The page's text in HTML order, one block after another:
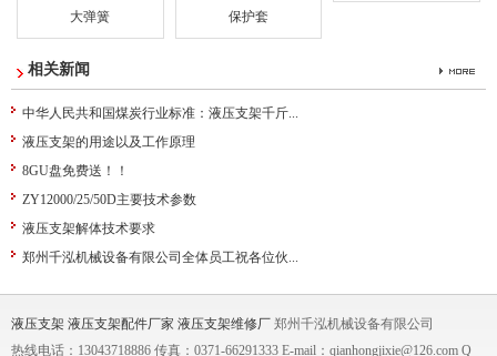
大弹簧 保护套
相关新闻
中华人民共和国煤炭行业标准：液压支架千斤...
液压支架的用途以及工作原理
8GU盘免费送！！
ZY12000/25/50D主要技术参数
液压支架解体技术要求
郑州千泓机械设备有限公司全体员工祝各位伙...
液压支架 液压支架配件厂家 液压支架维修厂 郑州千泓机械设备有限公司
热线电话：13043718886 传真：0371-66291333 E-mail：qianhongjixie@126.com Q